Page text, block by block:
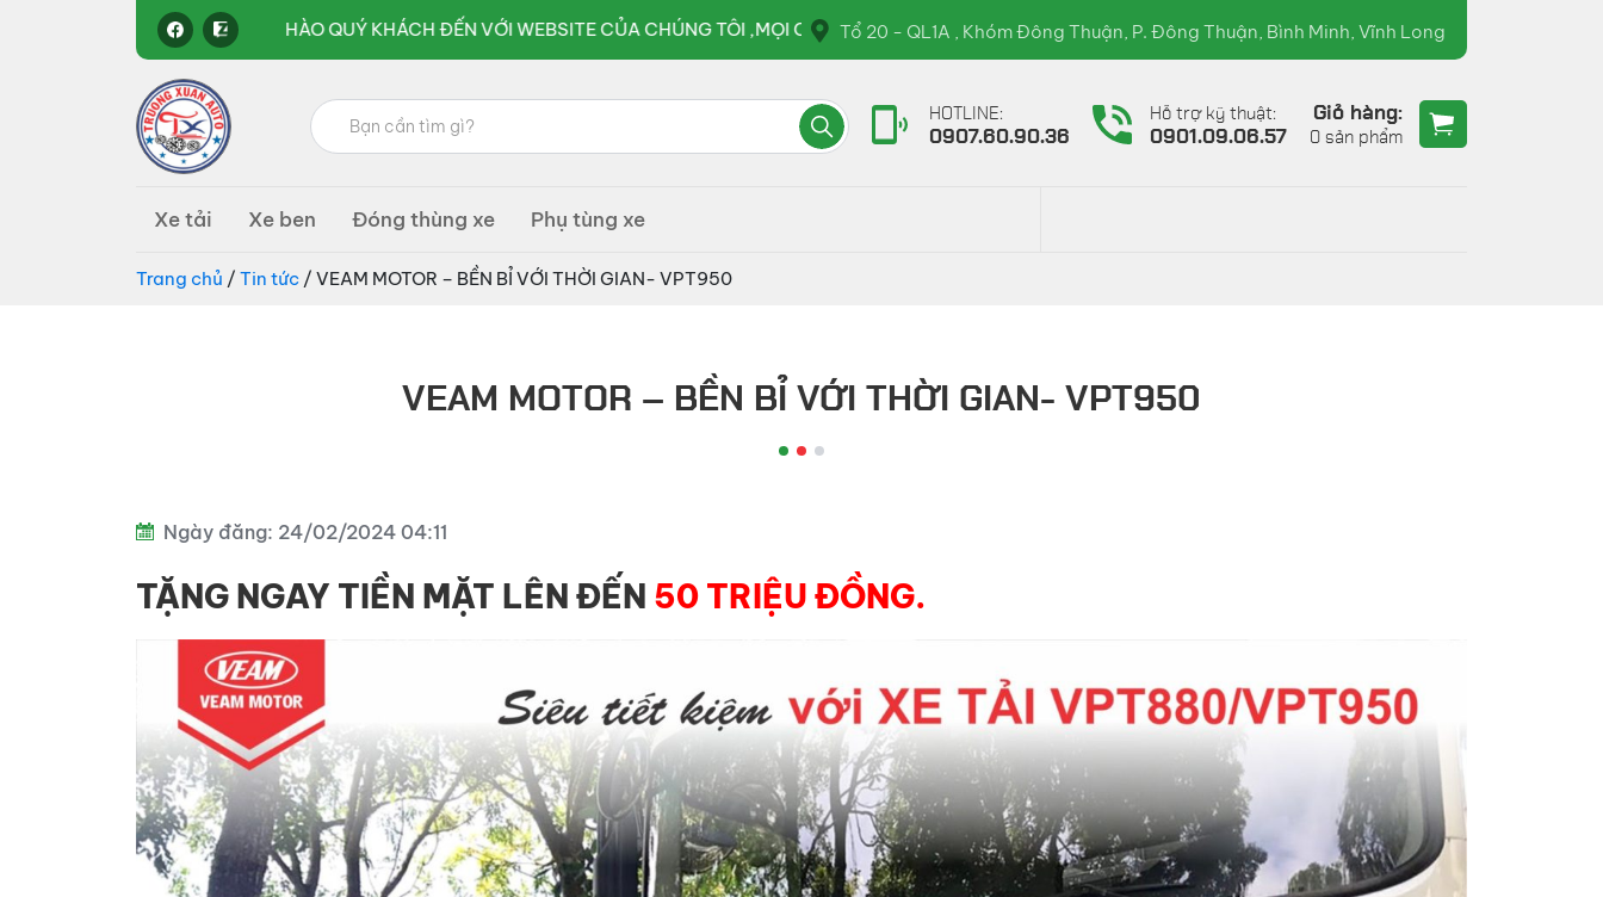
QUÝ KHÁCH ĐẾN VỚI WEBSITE CỦA CHÚNG TÔI ,MỌI CHI TIẾT VUI LÒNG LIÊN HỆ QUA HOTLINE : 0907.60.90.36 ( TRƯỜNG XUÂN )
Tổ 20 - QL1A , Khóm Đông Thuận, P. Đông Thuận, Bình Minh, Vĩnh Long
tô
Trường
Group
doanh
kéo
Tìm
kiếm:
HOTLINE:
0907.60.90.36
Hỗ trợ kỹ thuật:
0901.09.06.57
Giỏ hàng:
0 sản phẩm
Xe tải Xe ben Đóng thùng xe Phụ tùng xe
Trang chủ / Tin tức / VEAM MOTOR – BỀN BỈ VỚI THỜI GIAN- VPT950
VEAM MOTOR – BỀN BỈ VỚI THỜI GIAN- VPT950
Ngày đăng: 24/02/2024 04:11
TẶNG NGAY TIỀN MẶT LÊN ĐẾN 50 TRIỆU ĐỒNG.